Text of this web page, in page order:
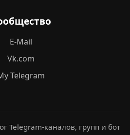
E-Mail
Vk.com
Telegram
Telegram-каналов, групп и бот